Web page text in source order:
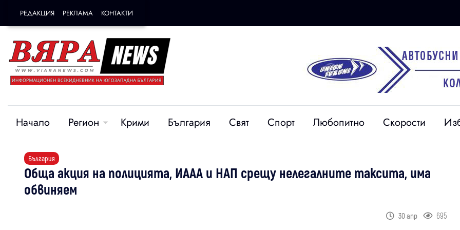
РЕДАКЦИЯ РЕКЛАМА КОНТАКТИ
Начало Регион Крими България Свят Спорт Любопитно Скорости
България
Обща акция на полицията, ИААА и НАП срещу нелегалните таксита, има
обвиняем
30 апр 695